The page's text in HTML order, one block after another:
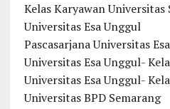
Kelas Karyawan Universitas
Universitas Esa Unggul
Pascasarjana Universitas
Universitas Esa Unggul-
Universitas Esa Unggul-
Universitas BPD Semarang